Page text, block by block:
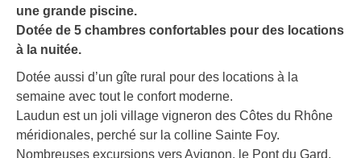
une grande piscine.
Dotée de 5 chambres confortables pour des locations
à la nuitée.
Dotée aussi d’un gîte rural pour des locations à la
semaine avec tout le confort moderne.
Laudun est un joli village vigneron des Côtes du Rhône
méridionales, perché sur la colline Sainte Foy.
Nombreuses excursions vers Avignon, le Pont du Gard,